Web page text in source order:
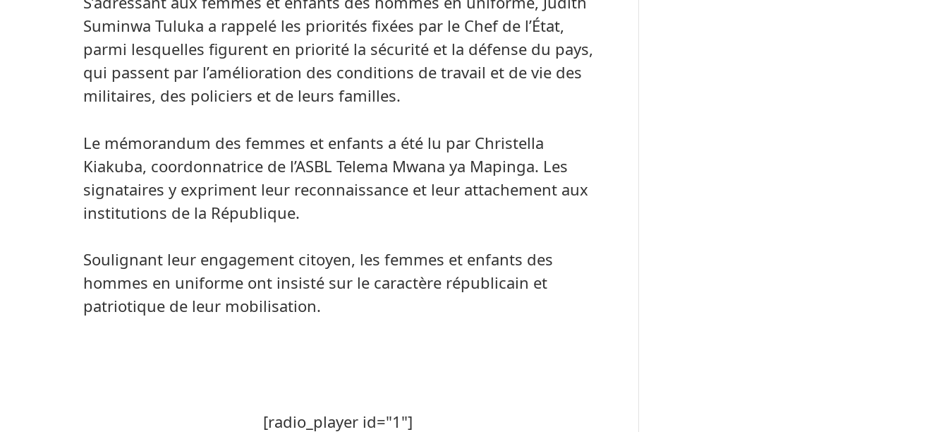
Suminwa Tuluka a rappelé les priorités fixées par le Chef de l’État,
parmi lesquelles figurent en priorité la sécurité et la défense du pays,
qui passent par l’amélioration des conditions de travail et de vie des
militaires, des policiers et de leurs familles.
Le mémorandum des femmes et enfants a été lu par Christella
Kiakuba, coordonnatrice de l’ASBL Telema Mwana ya Mapinga. Les
signataires y expriment leur reconnaissance et leur attachement aux
institutions de la République.
Soulignant leur engagement citoyen, les femmes et enfants des
hommes en uniforme ont insisté sur le caractère républicain et
patriotique de leur mobilisation.
[radio_player id="1"]